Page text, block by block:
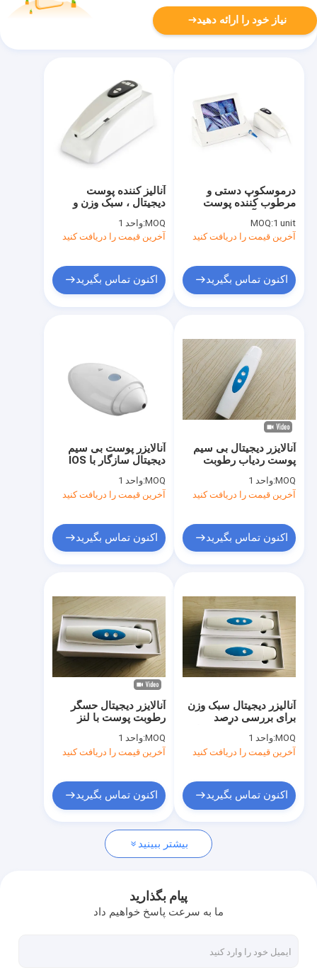
محصولات
درباره ما
تور کارخانه
با ما تماس بگیرید
اخبار
اسکنر سونوگرافی دستی
اسکنر سونوگرافی دامپزشکی
نیاز خود را ارائه دهید
آنالیز کننده پوست
دیجیتال ، سبک وزن و
است
MOQ: واحد 1
آخرین قیمت را دریافت کنید
اکنون تماس بگیرید
درموسکوپ دستی و
مرطوب کننده پوست
آنالیز سر وای فای
MOQ:1 unit
آخرین قیمت را دریافت کنید
اکنون تماس بگیرید
آنالایزر پوست بی سیم
دیجیتال سازگار با IOS
1080P
MOQ: واحد 1
آخرین قیمت را دریافت کنید
اکنون تماس بگیرید
آنالایزر دیجیتال بی سیم
پوست ردیاب رطوبت
سطح پوسته های پوستی
پوستی
MOQ: واحد 1
آخرین قیمت را دریافت کنید
اکنون تماس بگیرید
آنالایزر دیجیتال حسگر
رطوبت پوست با لنز
MOQ: واحد 1
آخرین قیمت را دریافت کنید
اکنون تماس بگیرید
آنالیزر دیجیتال سبک وزن
برای بررسی درصد
روغن روغن
MOQ: واحد 1
آخرین قیمت را دریافت کنید
اکنون تماس بگیرید
بیشتر ببینید
پیام بگذارید
ما به سرعت پاسخ خواهیم داد